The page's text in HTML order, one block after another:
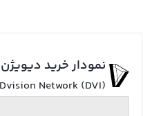
نمودار خرید
Dvision Network (DVI)